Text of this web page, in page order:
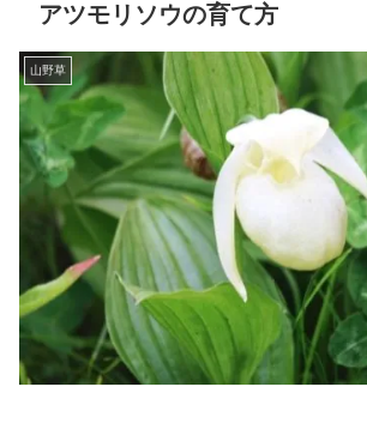
アツモリソウの育て方
山野草